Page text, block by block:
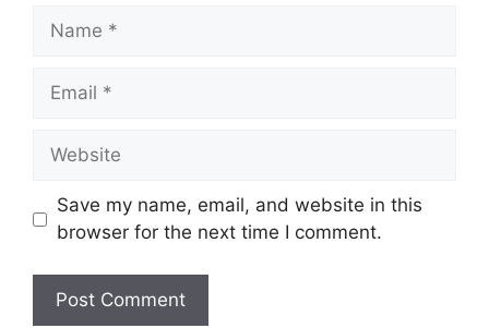
Name
Email
Website
Save my name, email, and website in this
browser for the next time I comment.